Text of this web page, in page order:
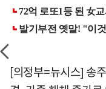
[의정부=뉴시스] 송